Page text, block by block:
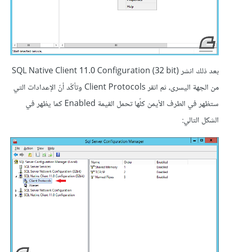
بعد ذلك انشر SQL Native Client 11.0 Configuration (32 bit)
من الجهة اليسرى، ثم انقر Client Protocols وتأكّد أنّ الإعدادات التي
ستظهر في الطرف الأيمن كلّها تحمل القيمة Enabled كما يظهر في
الشكل التالي: